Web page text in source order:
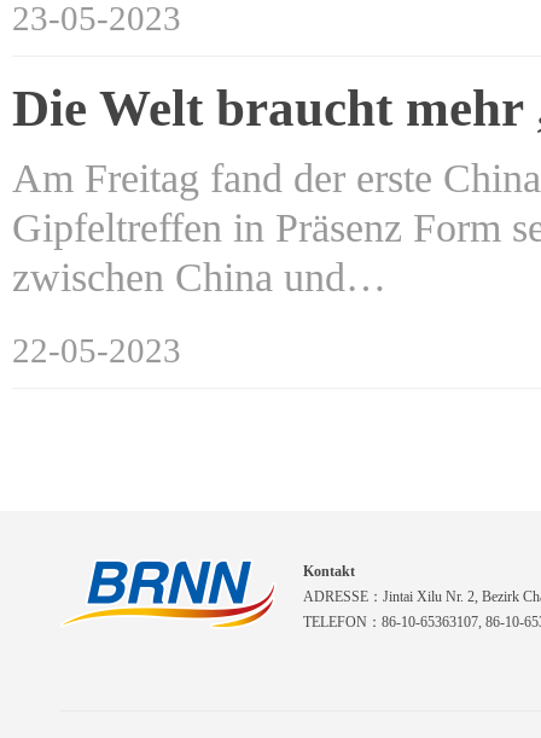
23-05-2023
Die Welt braucht
Am Freitag fand der erste
Gipfeltreffen in Präsenz Form
zwischen China und…
22-05-2023
Kontakt
ADRESSE：Jintai Xilu Nr. 2, Bezirk
TELEFON：86-10-65363107, 86-10-